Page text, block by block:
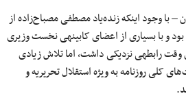
با وجود اینکه زنده‌یاد مصطفی مصباح‌زاده از
دوستداران محمدرضا شاه فقید بود و با بسیاری از اعضای کابینه‎ی نخست وزیری
وقت رابطه‏ی نزدیکی داشت، اما تلاش زیادی
کلی روزنامه به ویژه استقلال تحریریه و